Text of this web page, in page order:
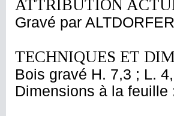
ATTRIBUTION
Gravé par
TECHNIQUES ET
Bois gravé H. 7,3 ; L.
Dimensions à la